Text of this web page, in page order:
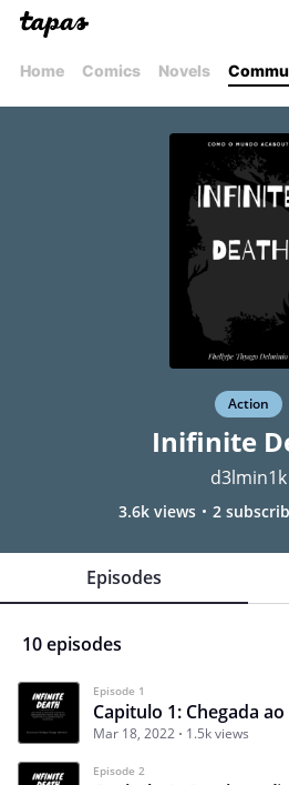
Home Comics Novels
Action
Inifinite
d3lmin1k
3.6k views 2
Episodes
10 episodes
Episode 1
Capitulo 1: Chegada
Mar 18, 2022 1.5k views
Episode 2